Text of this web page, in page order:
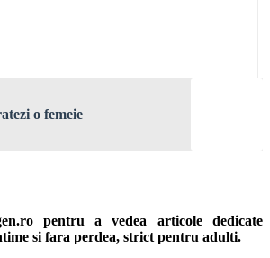
o femeie
pentru a vedea articole dedicate
si fara perdea, strict pentru adulti.